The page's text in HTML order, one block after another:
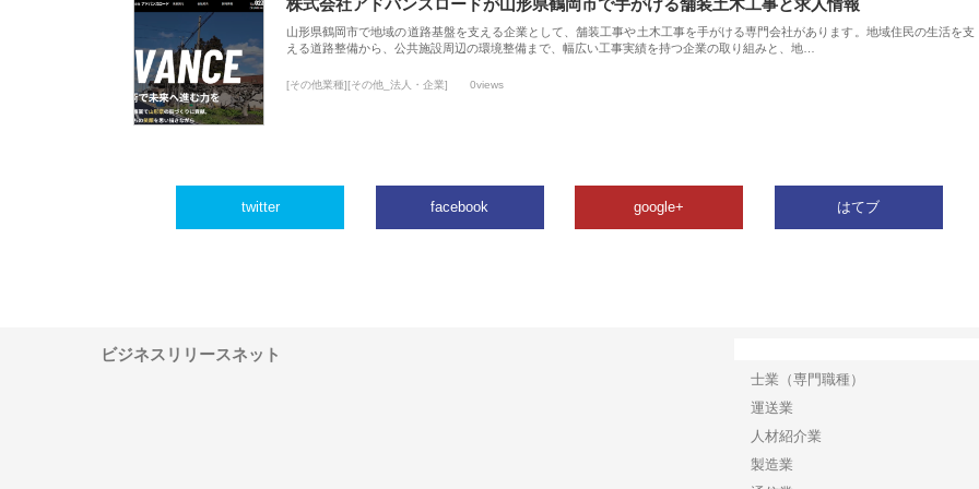
株式会社アドバンスロードが山形県鶴岡市で手がける舗装土木工事と求人情報
山形県鶴岡市で地域の道路基盤を支える企業として、舗装工事や土木工事を手がける専門会社があります。地域住民の生活を支
える道路整備から、公共施設周辺の環境整備まで、幅広い工事実績を持つ企業の取り組みと、地…
[その他業種][その他_法人・企業] 0views
twitter facebook google+ はてブ
ビジネスリリースネット
士業（専門職種）
運送業
人材紹介業
製造業